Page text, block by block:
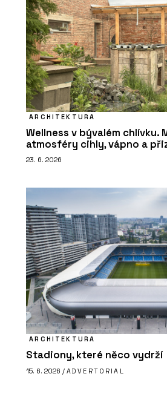
ARCHITEKTURA
Wellness v bývalém chlívku.
atmosféry cihly, vápno a
23. 6. 2026
ARCHITEKTURA
Stadiony, které něco vydrží
15. 6. 2026 / ADVERTORIAL